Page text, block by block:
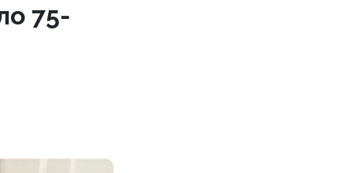
75-